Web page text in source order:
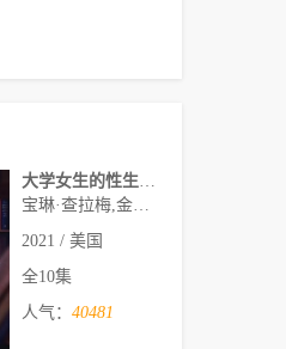
2021 / 美国
全10集
人气：40481